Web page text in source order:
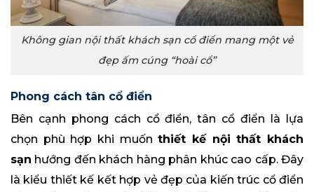
Không gian nội thất khách sạn cổ điển mang một vẻ
đẹp ấm cúng “hoài cổ”
Phong cách tân cổ điển
Bên cạnh phong cách cổ điển, tân cổ điển là lựa
chọn phù hợp khi muốnthiết kế nội thất khách
sạn hướng đến khách hàng phân khúc cao cấp. Đây
là kiểu thiết kế kết hợp vẻ đẹp của kiến trúc cổ điển